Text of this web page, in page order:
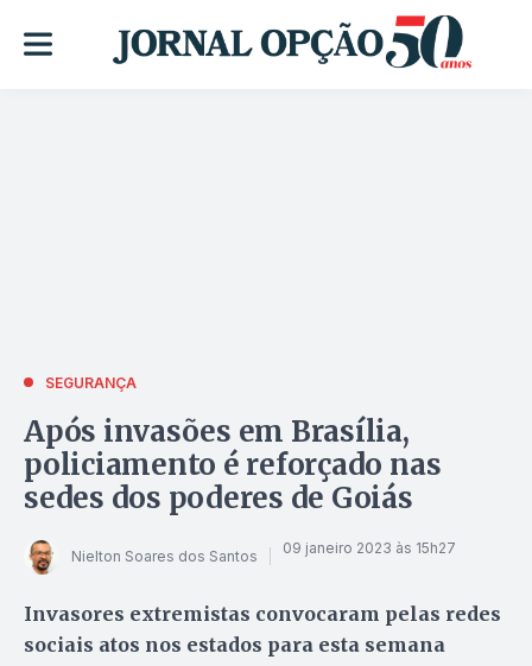
SEGURANÇA
Após invasões em Brasília,
policiamento é reforçado nas
sedes dos poderes de Goiás
Nielton Soares dos Santos 09 janeiro 2023 às 15h27
Invasores extremistas convocaram pelas redes
sociais atos nos estados para esta semana